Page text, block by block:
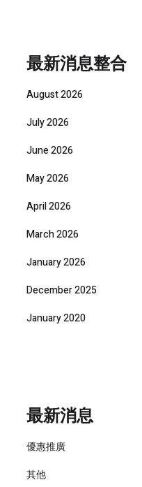
最新消息整合
August 2026
July 2026
June 2026
May 2026
April 2026
March 2026
January 2026
December 2025
January 2020
最新消息
優惠推廣
其他